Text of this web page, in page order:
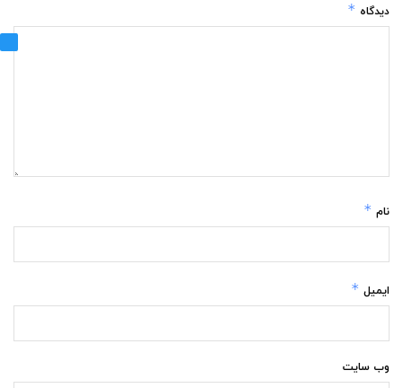
دیدگاه *
نام *
ایمیل *
وب‌ سایت